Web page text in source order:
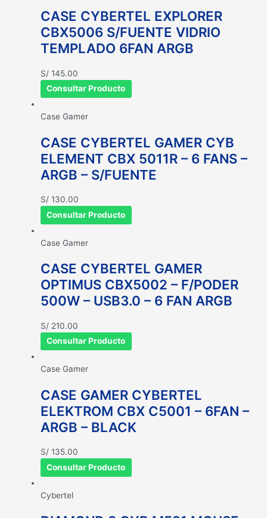
CASE CYBERTEL EXPLORER
CBX5006 S/FUENTE VIDRIO
TEMPLADO 6FAN ARGB
S/ 145.00
Consultar Producto
Case Gamer
CASE CYBERTEL GAMER CYB
ELEMENT CBX 5011R – 6 FANS –
ARGB – S/FUENTE
S/ 130.00
Consultar Producto
Case Gamer
CASE CYBERTEL GAMER
OPTIMUS CBX5002 – F/PODER
500W – USB3.0 – 6 FAN ARGB
S/ 210.00
Consultar Producto
Case Gamer
CASE GAMER CYBERTEL
ELEKTROM CBX C5001 – 6FAN –
ARGB – BLACK
S/ 135.00
Consultar Producto
Cybertel